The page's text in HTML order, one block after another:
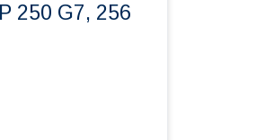
250 G7, 256